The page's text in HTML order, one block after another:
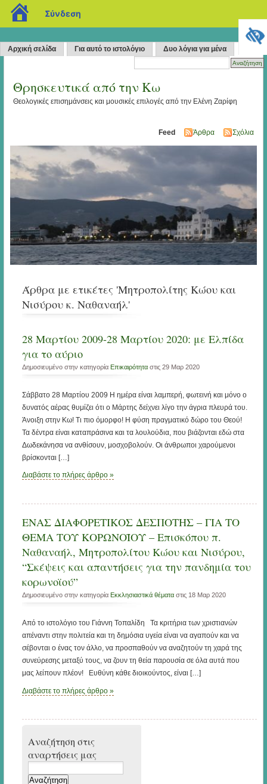
Αρχική σελίδα Για αυτό το ιστολόγιο Δυο λόγια για μένα
Θρησκευτικά από την Κω
Θεολογικές επισημάνσεις και μουσικές επιλογές από την Ελένη Ζαρίφη
Feed Άρθρα Σχόλια
Άρθρα με ετικέτες 'Μητροπολίτης Κώου και
Νισύρου κ. Ναθαναήλ'
28 Μαρτίου 2009-28 Μαρτίου 2020: με Ελπίδα
για το αύριο
Δημοσιευμένο στην κατηγορία Επικαιρότηταστις 29 Μαρ 2020
Σάββατο 28 Μαρτίου 2009 Η ημέρα είναι λαμπερή, φωτεινή και μόνο ο
δυνατός αέρας θυμίζει ότι ο Μάρτης δείχνει λίγο την άγρια πλευρά του.
Άνοιξη στην Κω! Τι πιο όμορφο! Η φύση πραγματικό δώρο του Θεού!
Τα δέντρα είναι καταπράσινα και τα λουλούδια, που βιάζονται εδώ στα
Δωδεκάνησα να ανθίσουν, μοσχοβολούν. Οι άνθρωποι χαρούμενοι
βρίσκονται […]
Διαβάστε το πλήρες άρθρο »
ΕΝΑΣ ΔΙΑΦΟΡΕΤΙΚΟΣ ΔΕΣΠΟΤΗΣ – ΓΙΑ ΤΟ
ΘΕΜΑ ΤΟΥ ΚΟΡΩΝΟΪΟΥ – Επισκόπου π.
Ναθαναήλ, Μητροπολίτου Κώου και Νισύρου,
“Σκέψεις και απαντήσεις για την πανδημία του
κορωνοϊού”
Δημοσιευμένο στην κατηγορία Εκκλησιαστικά θέματαστις 18 Μαρ 2020
Από το ιστολόγιο του Γιάννη Τοπαλίδη Τα κριτήρια των χριστιανών
απέναντι στην πολιτεία και τη δημόσια υγεία είναι να αγαπούν και να
σέβονται ο ένας τον άλλο, να προσπαθούν να αναζητούν τη χαρά της
συνεύρεσης μεταξύ τους, να ζουν τη θεία παρουσία σε όλα αυτά που
μας λείπουν πλέον! Ευθύνη κάθε διοικούντος, είναι […]
Διαβάστε το πλήρες άρθρο »
Αναζήτηση στις
αναρτήσεις μας
για:
blogs.sch.gr
Σύνδεση